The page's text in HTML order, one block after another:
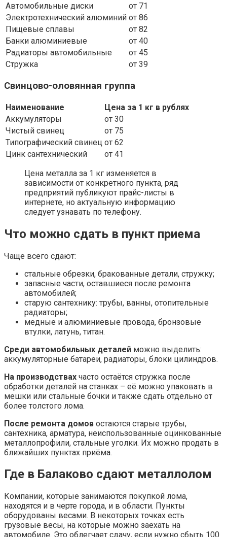
Автомобильные диски
от 71
Электротехнический алюминий от 86
Пищевые сплавы
от 82
Банки алюминиевые
от 40
Радиаторы автомобильные
от 45
Стружка
от 39
Свинцово-оловянная группа
Наименование
Цена за 1 кг в рублях
Аккумуляторы
от 30
Чистый свинец
от 75
Типографический свинец от 62
Цинк сантехнический
от 41
Цена металла за 1 кг изменяется в
зависимости от конкретного пункта, ряд
предприятий публикуют прайс-листы в
интернете, но актуальную информацию
следует узнавать по телефону.
Что можно сдать в пункт приема
Чаще всего сдают:
стальные обрезки, бракованные детали, стружку;
запасные части, оставшиеся после ремонта
автомобилей;
старую сантехнику: трубы, ванны, отопительные
радиаторы;
медные и алюминиевые провода, бронзовые
втулки, латунь, титан.
Среди автомобильных деталей можно выделить:
аккумуляторные батареи, радиаторы, блоки цилиндров.
На производствах часто остаётся стружка после
обработки деталей на станках – её можно упаковать в
мешки или стальные бочки и также сдать отдельно от
более толстого лома.
После ремонта домов остаются старые трубы,
сантехника, арматура, неиспользованные оцинкованные
металлопрофили, стальные уголки. Их можно продать в
ближайших пунктах приёма.
Где в Балаково сдают металлолом
Компании, которые занимаются покупкой лома,
находятся и в черте города, и в области. Пункты
оборудованы весами. В некоторых точках есть
грузовые весы, на которые можно заехать на
автомобиле. Это облегчает сдачу, если нужно сбыть 100